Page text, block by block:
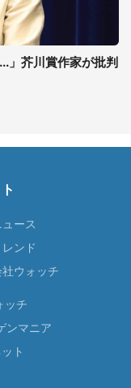
」芥川賞作家が批判
ース
ンド
ウォッチ
ッチ
ンマニア
ト